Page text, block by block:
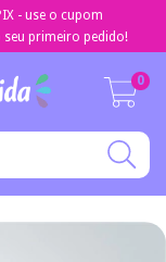
- use o cupom
seu primeiro pedido!
0